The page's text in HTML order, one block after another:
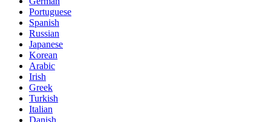
Portuguese
Spanish
Russian
Japanese
Korean
Arabic
Irish
Greek
Turkish
Italian